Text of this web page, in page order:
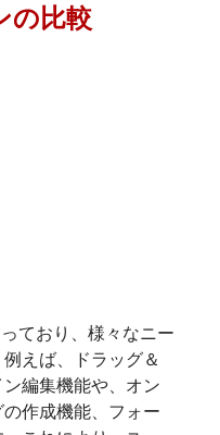
の比較
ており、様々なニー
えば、ドラッグ＆
編集機能や、オン
作成機能、フォー